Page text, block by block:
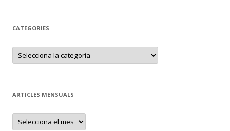
CATEGORIES
C
t
r
i
s
ARTICLES MENSUALS
A